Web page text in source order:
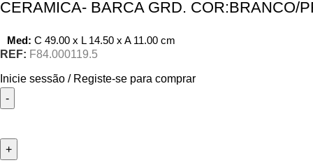
CERAMICA- BARCA GRD. COR:BRANCO/
Med: C 49.00 x L 14.50 x A 11.00 cm
REF: F84.000119.5
Inicie sessão / Registe-se para comprar